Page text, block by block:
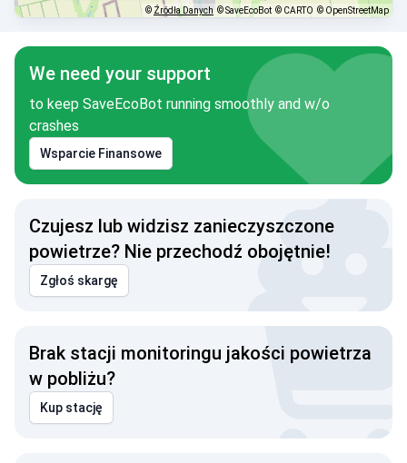
© Źródła Danych © SaveEcoBot © CARTO © OpenStreetMap
We need your support
to keep SaveEcoBot running smoothly and w/o
crashes
Wsparcie Finansowe
Czujesz lub widzisz zanieczyszczone
powietrze? Nie przechodź obojętnie!
Zgłoś skargę
Brak stacji monitoringu jakości powietrza
w pobliżu?
Kup stację